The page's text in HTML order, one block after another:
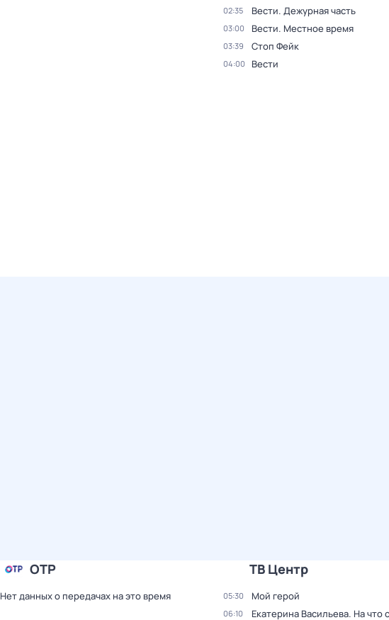
02:35 Вести. Дежурная часть
03:00 Вести. Местное время
03:39 Стоп Фейк
04:00 Вести
ОТР
Нет данных о передачах на это время
ТВ Центр
05:30 Мой герой
06:10 Екатерина Васильева. На что